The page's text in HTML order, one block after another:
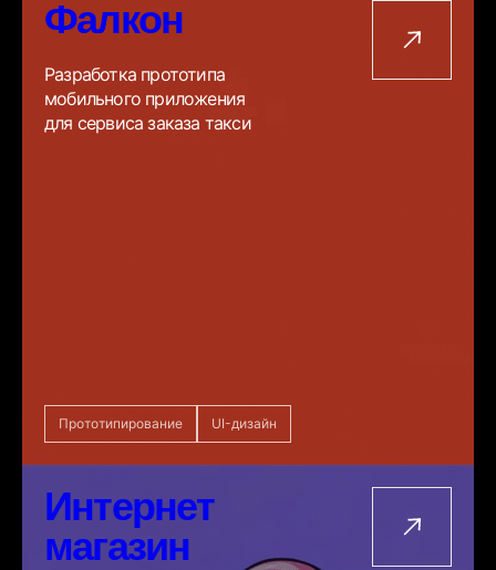
Фалкон
Разработка прототипа
мобильного приложения
для сервиса заказа такси
Прототипирование UI-дизайн
Интернет
магазин